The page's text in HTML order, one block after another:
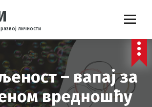
личности
– вапај за
вредношћу